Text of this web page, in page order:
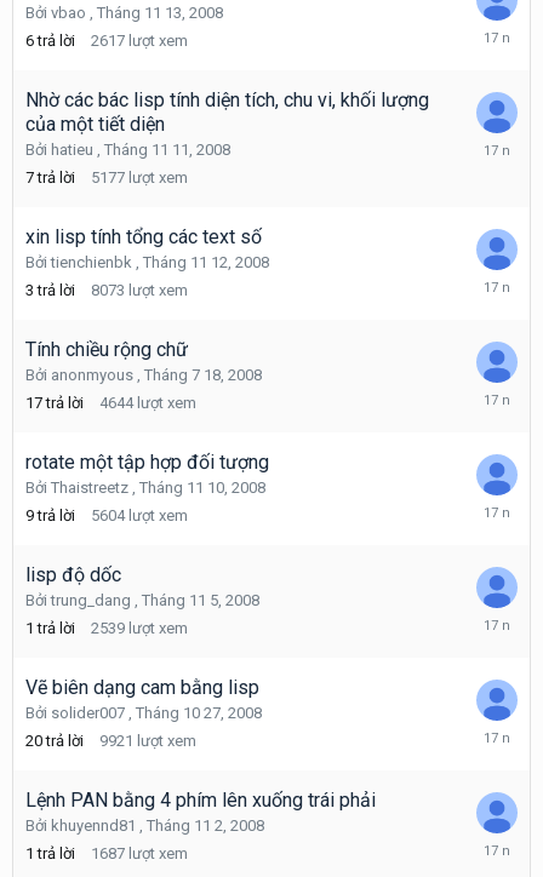
Bởi vbao , Tháng 11 13, 2008
6 trả lời 2617 lượt xem
Tháng
2008
Nhờ các bác lisp tính diện tích, chu vi, khối lượng
của một tiết diện
Bởi hatieu , Tháng 11 11, 2008
7 trả lời 5177 lượt xem
Tháng
xin lisp tính tổng các text số
Bởitienchienbk , Tháng 11 12, 2008
3 trả lời 8073 lượt xem
Tháng
2008
Tính chiều rộng chữ
Bởi anonmyous , Tháng 7 18, 2008
17 trả lời 4644 lượt xem
Tháng
2008
rotate một tập hợp đối tượng
Bởi Thaistreetz , Tháng 11 10, 2008
9 trả lời 5604 lượt xem
Tháng
2008
lisp độ dốc
Bởitrung_dang , Tháng 11 5, 2008
1 trả lời 2539 lượt xem
Tháng
2008
Vẽ biên dạng cam bằng lisp
Bởi solider007 , Tháng 10 27, 2008
20 trả lời 9921 lượt xem
Tháng
2008
Lệnh PAN bằng 4 phím lên xuống trái phải
Bởi khuyennd81 , Tháng 11 2, 2008
1 trả lời 1687 lượt xem
Tháng